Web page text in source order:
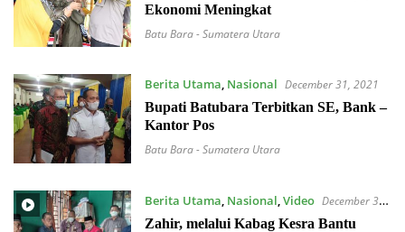
Ekonomi Meningkat
Batu Bara - Sumatera Utara
Berita Utama, Nasional December 31, 2021
Bupati Batubara Terbitkan SE, Bank –
Kantor Pos
Batu Bara - Sumatera Utara
Berita Utama, Nasional,Video December 31,
2021
Zahir, melalui Kabag Kesra Bantu